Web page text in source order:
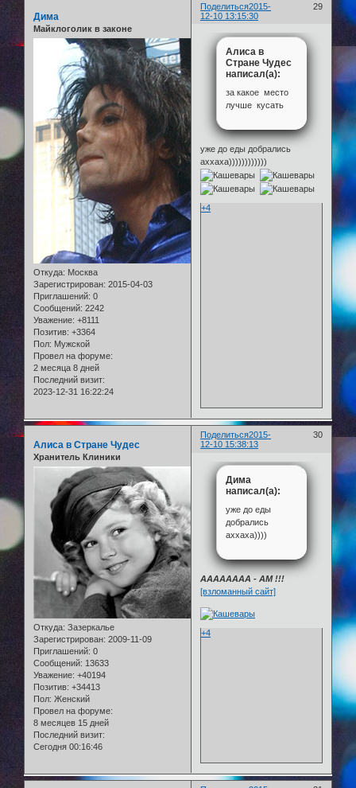
Поделиться 29
2015-
12-10 13:15:30
Дима
Майклоголик в законе
Откуда: Москва
Зарегистрирован: 2015-04-03
Приглашений: 0
Сообщений: 2242
Уважение: +8111
Позитив: +3364
Пол: Мужской
Провел на форуме:
2 месяца 8 дней
Последний визит:
2023-12-31 16:22:24
Алиса в
Стране Чудес
написал(а):
за какое место
лучше кусать
уже до еды добрались
аххаха))))))))))))
+4
Поделиться 30
2015-
12-10 15:38:13
Алиса в Стране Чудес
Хранитель Клиники
Откуда: Зазеркалье
Зарегистрирован: 2009-11-09
Приглашений: 0
Сообщений: 13633
Уважение: +40194
Позитив: +34413
Пол: Женский
Провел на форуме:
8 месяцев 15 дней
Последний визит:
Сегодня 00:16:46
Дима
написал(а):
уже до еды
добрались
аххаха))))
АААААААА - АМ !!!
[взломанный сайт]
+4